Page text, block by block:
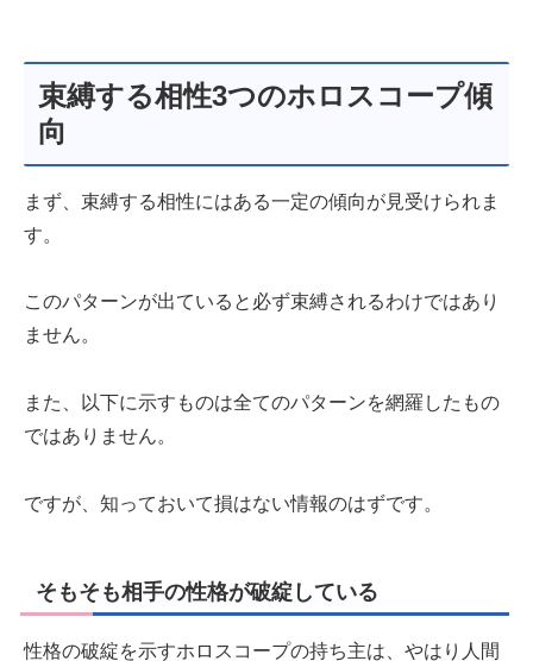
束縛する相性3つのホロスコープ傾
向
まず、束縛する相性にはある一定の傾向が見受けられま
す。
このパターンが出ていると必ず束縛されるわけではあり
ません。
また、以下に示すものは全てのパターンを網羅したもの
ではありません。
ですが、知っておいて損はない情報のはずです。
そもそも相手の性格が破綻している
性格の破綻を示すホロスコープの持ち主は、やはり人間